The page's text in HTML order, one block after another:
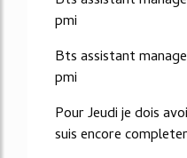
pmi
Bts assistant
pmi
Pour Jeudi je dois
suis encore